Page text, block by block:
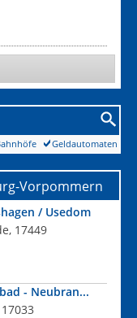
Geldautomaten
Vorpommern
/ Usedom
17449
- Neubran...